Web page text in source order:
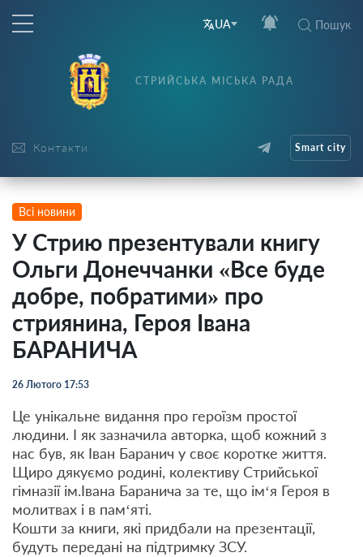
UA Пошук
Контакти
СТРИЙСЬКА МІСЬКА РАДА
Smart city
Всі новини
У Стрию презентували книгу
Ольги Донеччанки «Все буде
добре, побратими» про
стриянина, Героя Івана
БАРАНИЧА
26 Лютого 17:53
Це унікальне видання про героїзм простої
людини. І як зазначила авторка, щоб кожний з
нас був, як Іван Баранич у своє коротке життя.
Щиро дякуємо родині, колективу Стрийської
гімназії ім.Івана Баранича за те, що ім‘я Героя в
молитвах і в пам‘яті.
Кошти за книги, які придбали на презентації,
будуть передані на підтримку ЗСУ.